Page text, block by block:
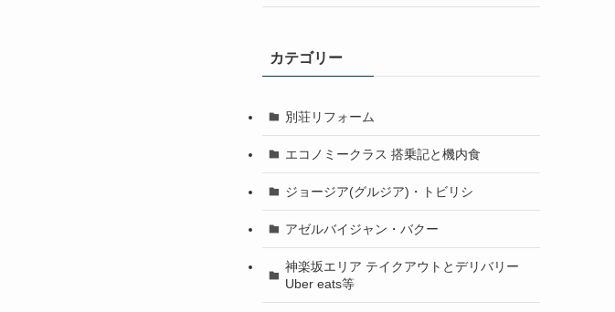
カテゴリー
別荘リフォーム
エコノミークラス 搭乗記と機内食
ジョージア(グルジア)・トビリシ
アゼルバイジャン・バクー
神楽坂エリア テイクアウトとデリバリー
Uber eats等